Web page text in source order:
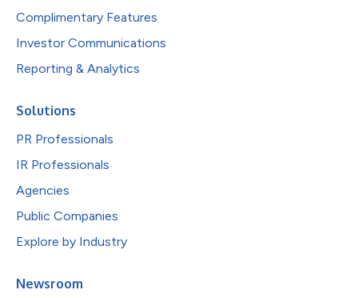
Complimentary Features
Investor Communications
Reporting & Analytics
Solutions
PR Professionals
IR Professionals
Agencies
Public Companies
Explore by Industry
Newsroom